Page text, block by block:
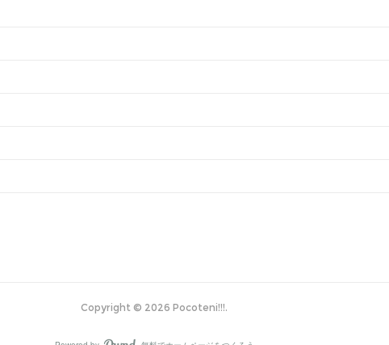
Copyright © 2026 Pocoteni!!!.